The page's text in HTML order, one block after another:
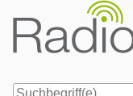
content